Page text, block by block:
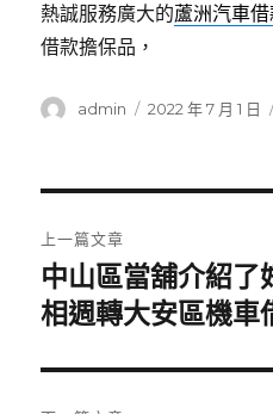
熱誠服務廣大的蘆洲汽車
借款擔保品，
作
admin
發
2022 年 7 月 1 日
章
導
覽
上一篇文章
上
一
文
章:
中山區當舖介紹了
相週轉大安區機車